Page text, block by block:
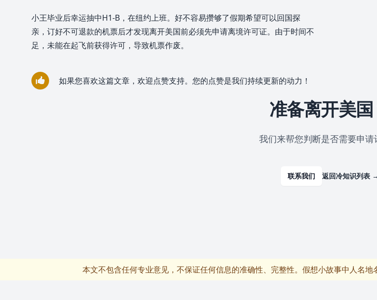
小王毕业后幸运抽中H1-B，在纽约上班。好不容易攒够了假期希望可以回国探
亲，订好不可退款的机票后才发现离开美国前必须先申请离境许可证。由于时间不
足，未能在起飞前获得许可，导致机票作废。
如果您喜欢这篇文章，欢迎点赞支持。您的点赞是我们持续更新的动力！
准备离开美国
我们来帮您判断是否需要申请
联系我们 返回冷知识列表 →
本文不包含任何专业意见，不保证任何信息的准确性、完整性。假想小故事中人名地